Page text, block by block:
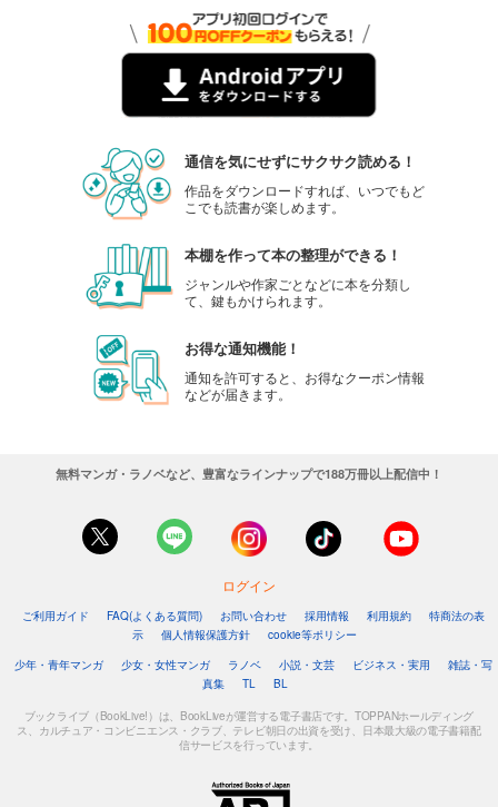
通信を気にせずにサクサク読める！
作品をダウンロードすれば、いつでもど
こでも読書が楽しめます。
本棚を作って本の整理ができる！
ジャンルや作家ごとなどに本を分類し
て、鍵もかけられます。
お得な通知機能！
通知を許可すると、お得なクーポン情報
などが届きます。
無料マンガ・ラノベなど、豊富なラインナップで188万冊以上配信中！
ログイン
ご利用ガイド FAQ(よくある質問) お問い合わせ 採用情報 利用規約
特商法の表
示
個人情報保護方針
cookie等ポリシー
少年・青年マンガ
少女・女性マンガ ラノベ 小説・文芸 ビジネス・実用
雑誌・写
真集
TL BL
ブックライブ（BookLive!）は、BookLiveが運営する電子書店です。TOPPANホールディング
ス、カルチュア・コンビニエンス・クラブ、テレビ朝日の出資を受け、日本最大級の電子書籍配
信サービスを行っています。